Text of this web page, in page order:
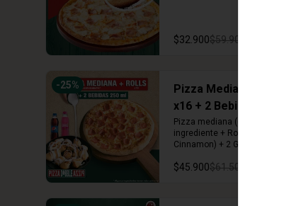
$32.900$59.900
-25%
Pizza Mediana + Rolls
x16 + 2 Bebidas 250 ml
Pizza mediana (6 porciones) 1
ingrediente + Rolls (Arequipe o
Cinnamon) + 2 Gaseosas 250 ml
$45.900$61.500